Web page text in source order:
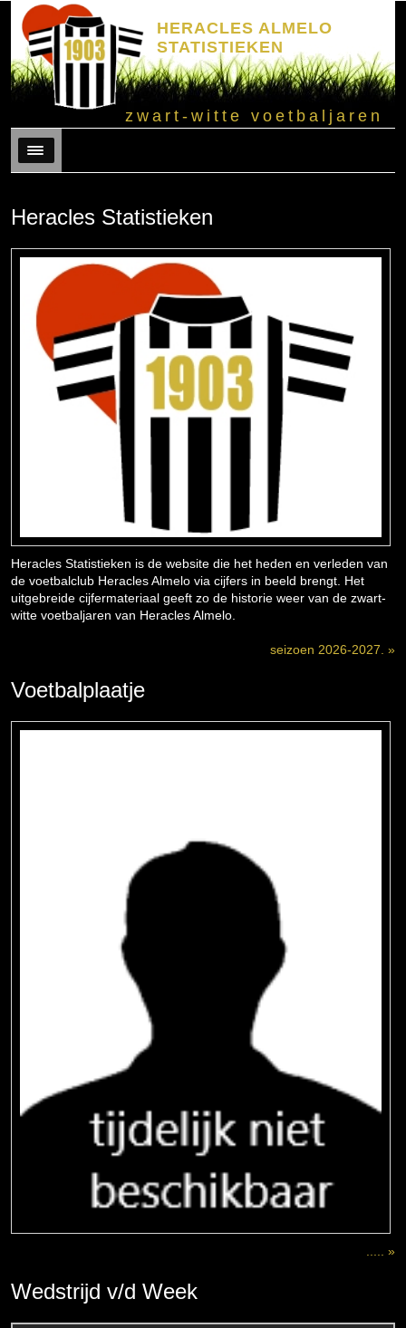
HERACLES ALMELO
STATISTIEKEN
zwart-witte voetbaljaren
Menu
Heracles Statistieken
Heracles Statistieken is de website die het heden en verleden van
de voetbalclub Heracles Almelo via cijfers in beeld brengt. Het
uitgebreide cijfermateriaal geeft zo de historie weer van de zwart-
witte voetbaljaren van Heracles Almelo.
seizoen 2026-2027. »
Voetbalplaatje
..... »
Wedstrijd v/d Week